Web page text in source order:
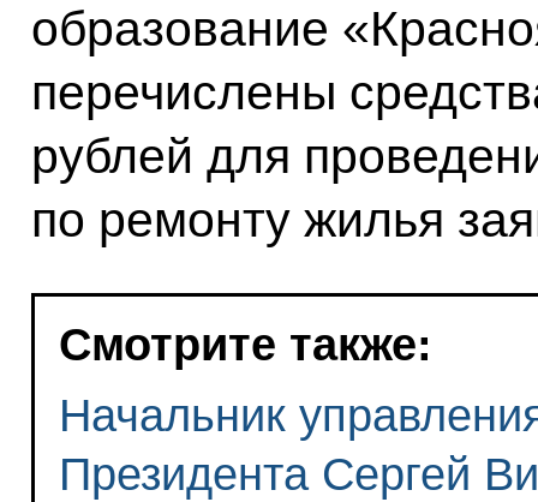
образование
перечислены
рублей для
по ремонту жилья
Смотрите также:
Начальник
Президента Сергей